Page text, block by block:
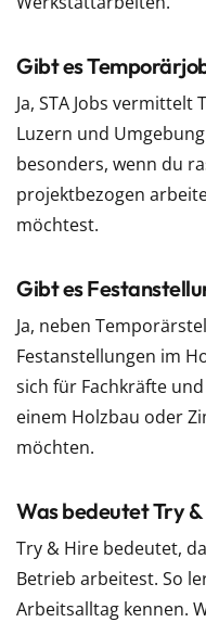
Gibt es
Ja, STA Jobs
Luzern und
besonders, wenn du
projektbezogen
möchtest.
Gibt es
Ja, neben
Festanstellungen im
sich für Fachkräfte
einem Holzbau oder
möchten.
Was bedeutet Try &
Try & Hire bedeutet,
Betrieb arbeitest. So
Arbeitsalltag kennen.